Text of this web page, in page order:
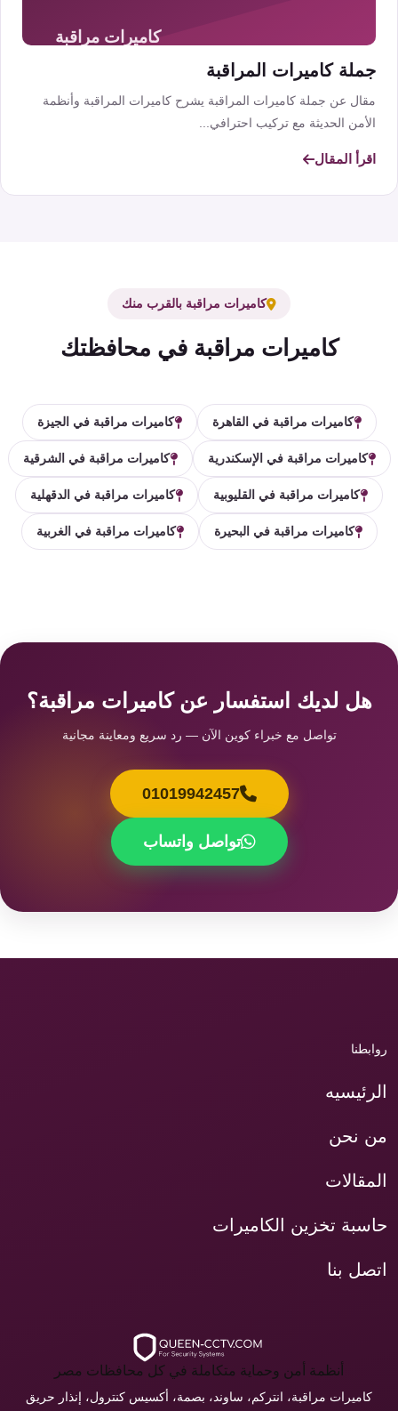
جملة كاميرات المراقبة
مقال عن جملة كاميرات المراقبة يشرح كاميرات المراقبة وأنظمة
الأمن الحديثة مع تركيب احترافي...
اقرأ المقال
كاميرات مراقبة بالقرب منك
كاميرات مراقبة في محافظتك
كاميرات مراقبة في القاهرة كاميرات مراقبة في الجيزة
كاميرات مراقبة في الإسكندرية كاميرات مراقبة في الشرقية
كاميرات مراقبة في القليوبية كاميرات مراقبة في الدقهلية
كاميرات مراقبة في البحيرة كاميرات مراقبة في الغربية
هل لديك استفسار عن كاميرات مراقبة؟
تواصل مع خبراء كوين الآن — رد سريع ومعاينة مجانية
01019942457
تواصل واتساب
روابطنا
الرئيسيه
من نحن
المقالات
حاسبة تخزين الكاميرات
اتصل بنا
أنظمة أمن وحماية متكاملة في كل محافظات مصر
كاميرات مراقبة، انتركم، ساوند، بصمة، أكسيس كنترول، إنذار حريق